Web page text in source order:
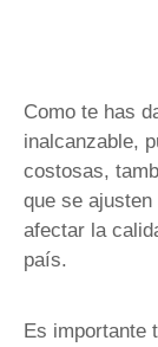
Como te has
inalcanzable,
costosas,
que se
afectar la
país.
Es importante